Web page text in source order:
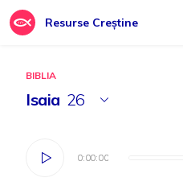
Resurse Creștine
BIBLIA
Isaia 26
0:00:00
0:00:00